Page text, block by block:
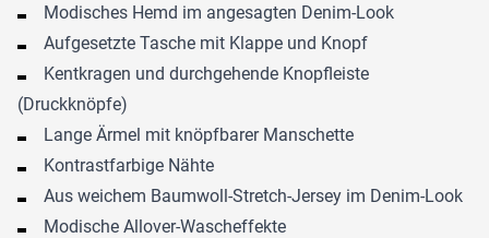
Modisches Hemd im angesagten Denim-Look
Aufgesetzte Tasche mit Klappe und Knopf
Kentkragen und durchgehende Knopfleiste
(Druckknöpfe)
Lange Ärmel mit knöpfbarer Manschette
Kontrastfarbige Nähte
Aus weichem Baumwoll-Stretch-Jersey im Denim-Look
Modische Allover-Wascheffekte